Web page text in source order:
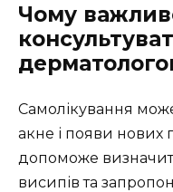
Чому
Самолікування
акне і появи нових
допоможе
висипів та